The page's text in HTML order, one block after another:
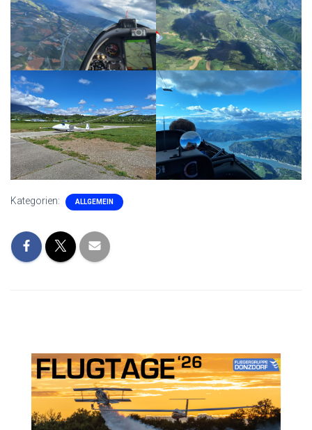
Kategorien: ALLGEMEIN